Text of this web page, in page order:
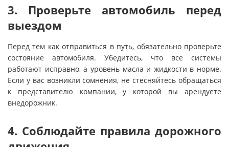
3. Проверьте автомобиль перед
выездом
Перед тем как отправиться в путь, обязательно проверьте
состояние автомобиля. Убедитесь, что все системы
работают исправно, а уровень масла и жидкости в норме.
Если у вас возникли сомнения, не стесняйтесь обращаться
к представителю компании, у которой вы арендуете
внедорожник.
4. Соблюдайте правила дорожного